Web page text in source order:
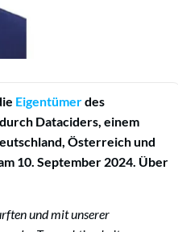
Eigentümerdes
durch Dataciders, einem
Österreich und
10. September 2024. Über
und mit unserer